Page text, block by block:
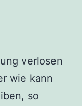
verlosen
wie kann
so